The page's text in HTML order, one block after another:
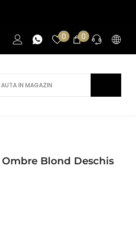
0Liste
de
favorite
00
articole
Ombre Blond Deschis